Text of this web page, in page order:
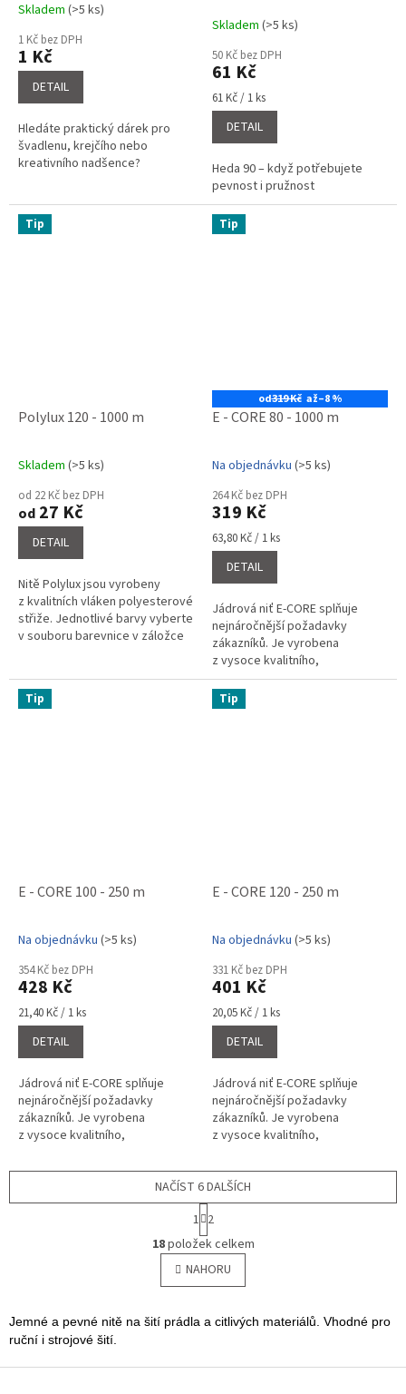
Průměrné
hodnocení
produktu
je
5,0
hvězdiček.
Skladem (>5 ks)
1 Kč bez DPH
1 Kč
DETAIL
Hledáte praktický dárek pro
švadlenu, krejčího nebo
kreativního nadšence?
Skladem (>5 ks)
50 Kč bez DPH
61 Kč
Měrná
cena:
61 Kč / 1 ks
DETAIL
Heda 90 – když potřebujete
pevnost i pružnost
Tip
Polylux 120 - 1000 m
Průměrné
hodnocení
produktu
je
4,0
hvězdiček.
Skladem (>5 ks)
od 22 Kč bez DPH
od 27 Kč
DETAIL
Nitě Polylux jsou vyrobeny
z kvalitních vláken polyesterové
střiže. Jednotlivé barvy vyberte
v souboru barevnice v záložce
Tip
od319 Kč až–8 %
E - CORE 80 - 1000 m
Průměrné
hodnocení
produktu
je
5,0
z
hvězdiček.
Na objednávku (>5 ks)
264 Kč bez DPH
319 Kč
Měrná
cena:
63,80 Kč / 1 ks
DETAIL
Jádrová niť E-CORE splňuje
nejnáročnější požadavky
zákazníků. Je vyrobena
z vysoce kvalitního,
stabilizovaného
polyesterového vlákna,
kombinací polyesterového
Tip
E - CORE 100 - 250 m
Průměrné
hodnocení
produktu
je
5,0
z
hvězdiček.
Na objednávku (>5 ks)
354 Kč bez DPH
428 Kč
Měrná
cena:
21,40 Kč / 1 ks
DETAIL
Jádrová niť E-CORE splňuje
nejnáročnější požadavky
zákazníků. Je vyrobena
z vysoce kvalitního,
polyesterového vlákna,
kombinací polyesterového
filamentu a...
Tip
E - CORE 120 - 250 m
Průměrné
hodnocení
produktu
je
5,0
z
hvězdiček.
Na objednávku (>5 ks)
331 Kč bez DPH
401 Kč
Měrná
cena:
20,05 Kč / 1 ks
DETAIL
Jádrová niť E-CORE splňuje
nejnáročnější požadavky
zákazníků. Je vyrobena
z vysoce kvalitního,
polyesterového vlákna,
kombinací polyesterového
filamentu a...
O
v
l
á
a
p
NAČÍST 6 DALŠÍCH
S
t
r
á
n
k
v
í
1 2
18položek celkem
NAHORU
Jemné a pevné nitě na šití prádla a citlivých materiálů. Vhodné pro
ruční i strojové šití.
Z